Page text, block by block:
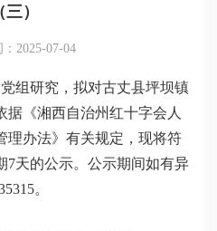
（三）
2025-07-04
组研究，拟对古丈县坪坝镇
据《湘西自治州红十字会人
理办法》有关规定，现将符
7天的公示。公示期间如有异
。